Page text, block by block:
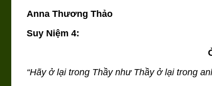
Anna Thương Thảo
Suy Niệm 4:
“Hãy ở lại trong Thầy như Thầy ở lại trong